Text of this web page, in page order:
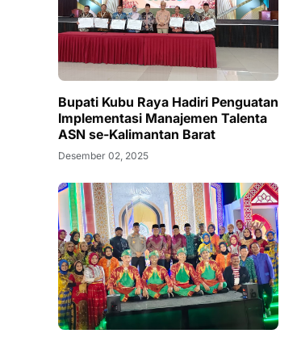
Bupati Kubu Raya Hadiri Penguatan
Implementasi Manajemen Talenta
ASN se-Kalimantan Barat
Desember 02, 2025